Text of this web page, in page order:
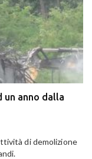
un anno dalla
di demolizione